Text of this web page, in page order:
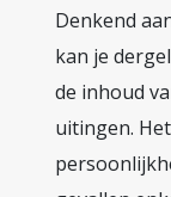
Denkend
kan je
de inhoud
uitingen.